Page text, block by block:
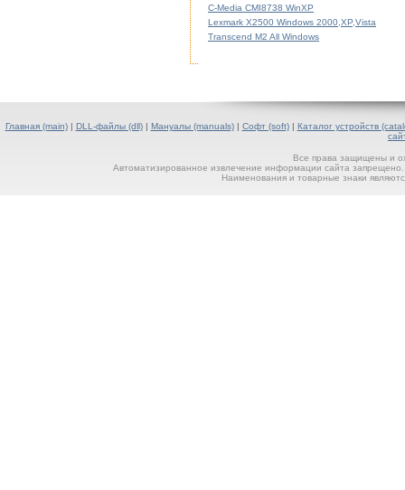
C-Media CMI8738 WinXP
Lexmark X2500 Windows 2000,XP,Vista
Transcend M2 All Windows
Главная (main)| DLL-файлы (dll)| Мануалы (manuals)| Софт (soft)|
Каталог устройств
Все права защищены и
Автоматизированное извлечение информации сайта
Наименования и товарные знаки